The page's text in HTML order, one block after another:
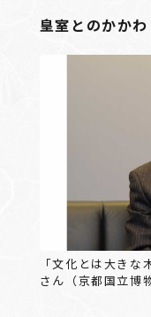
皇室とのかか
「文化とは大き
さん（京都国立博